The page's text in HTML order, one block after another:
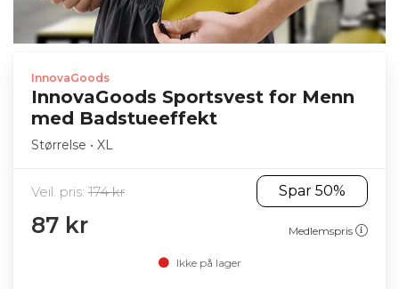
InnovaGoods
InnovaGoods Sportsvest for Menn
med Badstueeffekt
Størrelse • XL
Veil. pris: 174 kr Spar 50%
87 kr Medlemspris
Ikke på lager